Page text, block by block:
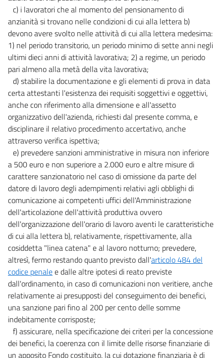
c) i lavoratori che al momento del pensionamento di
anzianità si trovano nelle condizioni di cui alla lettera b)
devono avere svolto nelle attività di cui alla lettera medesima:
1) nel periodo transitorio, un periodo minimo di sette anni negli
ultimi dieci anni di attività lavorativa; 2) a regime, un periodo
pari almeno alla metà della vita lavorativa;
d) stabilire la documentazione e gli elementi di prova in data
certa attestanti l'esistenza dei requisiti soggettivi e oggettivi,
anche con riferimento alla dimensione e all'assetto
organizzativo dell'azienda, richiesti dal presente comma, e
disciplinare il relativo procedimento accertativo, anche
attraverso verifica ispettiva;
e) prevedere sanzioni amministrative in misura non inferiore
a 500 euro e non superiore a 2.000 euro e altre misure di
carattere sanzionatorio nel caso di omissione da parte del
datore di lavoro degli adempimenti relativi agli obblighi di
comunicazione ai competenti uffici dell'Amministrazione
dell'articolazione dell'attività produttiva ovvero
dell'organizzazione dell'orario di lavoro aventi le caratteristiche
di cui alla lettera b), relativamente, rispettivamente, alla
cosiddetta "linea catena" e al lavoro notturno; prevedere,
altresì, fermo restando quanto previsto dall'articolo 484 del
codice penalee dalle altre ipotesi di reato previste
dall'ordinamento, in caso di comunicazioni non veritiere, anche
relativamente ai presupposti del conseguimento dei benefici,
una sanzione pari fino al 200 per cento delle somme
indebitamente corrisposte;
f) assicurare, nella specificazione dei criteri per la concessione
dei benefici, la coerenza con il limite delle risorse finanziarie di
un apposito Fondo costituito, la cui dotazione finanziaria è di